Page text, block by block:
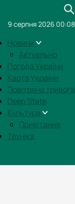
Новини
Актуально
Погода України
Карта України
Повітряна тривога
Deep State
Культура
Привітання
Техніка
9 серпня 2026 00:08